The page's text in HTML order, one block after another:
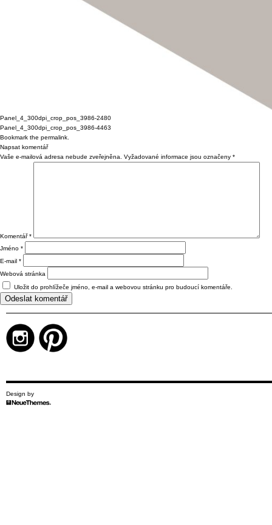
Panel_4_300dpi_crop_pos_3986-2480
Panel_4_300dpi_crop_pos_3986-4463
Bookmark the permalink
Napsat komentář
Vaše e-mailová adresa nebude zveřejněna.
Vyžadované informace jsou označeny *
Komentář*
Jméno *
E-mail *
Webová stránka
Uložit do prohlížeče jméno, e-mail a webovou stránku pro budoucí komentáře.
Design by